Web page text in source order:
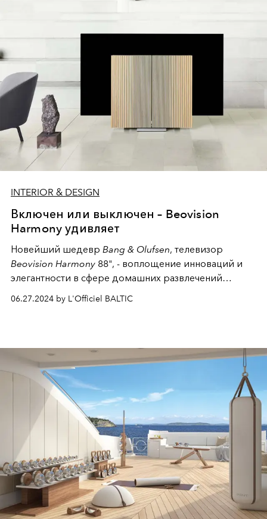
всего описывают Максимилиана. Но ещё больше
дело.
INTERIOR & DESIGN
Включен или выключен – Beovision
Harmony удивляет
Новейший шедевр Bang & Olufsen, телевизор
Beovision Harmony 88", - воплощение инноваций и
элегантности в сфере домашних развлечений
сочетаются с изысканным дизайном. Это чудо с
аудиовизуальный опыт, который превращает любое
жилое пространство в личный кинозал.
06.27.2024 by L'Officiel BALTIC